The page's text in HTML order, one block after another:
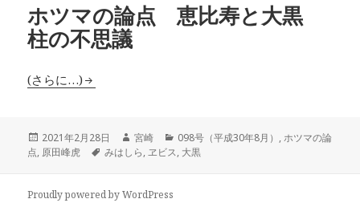
ホツマの論点 恵比寿と大黒
柱の不思議
(さらに…)
投
稿
2021年2月28日
作
成
宮崎
カ
テ
098号（平成30年8月） ,ホツマの論
点, 原田峰虎
タ
みはしら,ヱビス, 大黒
Proudly powered by WordPress